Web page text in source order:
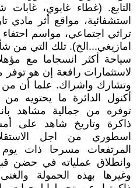
التابع. (غطاء غابوي، غابات
استشفائية، مواقع أثر
تراثي اجتماعي، مواسم
امازيغي...الخ). تلك التي من
سياحة أكثر انسجاما مع
لاستثمارات رافعة إن هو توفر
وتشارك واشراك. علما أن
أكنول الدائرة ما يحتويه
توفره من جمالية مشاهد
ذاكرة وتاريخ شاهد على
اسطوري من اجل
المرتفعات مسرحا ذات
وانطلاق عملياته في حضن
وغيرها بهذه الحمولة